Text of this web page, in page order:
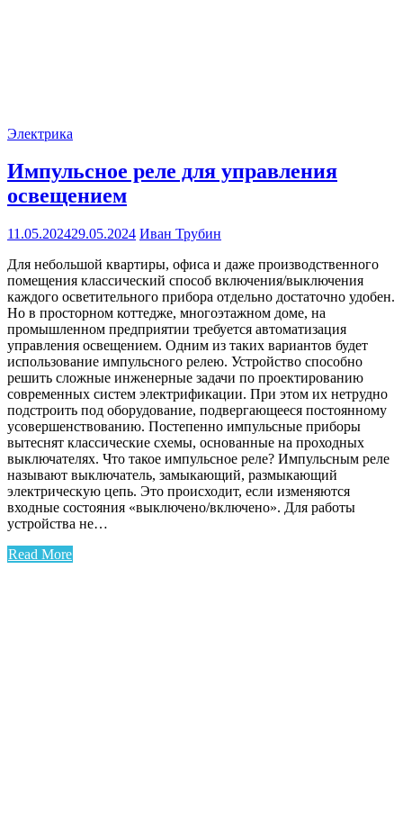
Электрика
Импульсное реле для управления
освещением
11.05.202429.05.2024 Иван Трубин
Для небольшой квартиры, офиса и даже производственного
помещения классический способ включения/выключения
каждого осветительного прибора отдельно достаточно удобен.
Но в просторном коттедже, многоэтажном доме, на
промышленном предприятии требуется автоматизация
управления освещением. Одним из таких вариантов будет
использование импульсного релею. Устройство способно
решить сложные инженерные задачи по проектированию
современных систем электрификации. При этом их нетрудно
подстроить под оборудование, подвергающееся постоянному
усовершенствованию. Постепенно импульсные приборы
вытеснят классические схемы, основанные на проходных
выключателях. Что такое импульсное реле? Импульсным реле
называют выключатель, замыкающий, размыкающий
электрическую цепь. Это происходит, если изменяются
входные состояния «выключено/включено». Для работы
устройства не…
Read More